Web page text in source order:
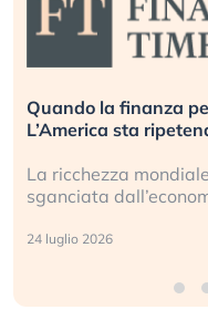
Quando la finanza
L’America sta
La ricchezza
sganciata
24 luglio 2026